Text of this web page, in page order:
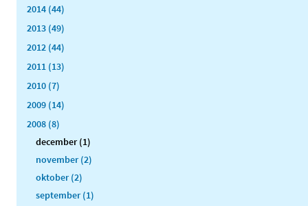
2014 (44)
2013 (49)
2012 (44)
2011 (13)
2010 (7)
2009 (14)
2008 (8)
december (1)
november (2)
oktober (2)
september (1)